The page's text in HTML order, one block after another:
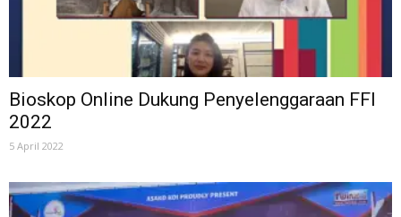
Bioskop Online Dukung Penyelenggaraan FFI
2022
5 April 2022